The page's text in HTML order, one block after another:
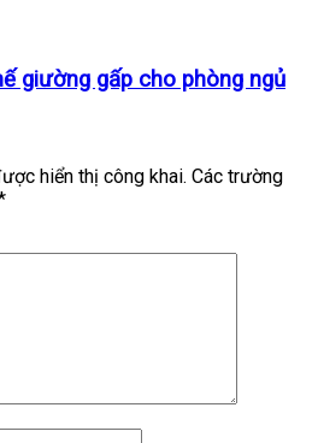
giường gấp cho phòng ngủ
hiển thị công khai. Các trường